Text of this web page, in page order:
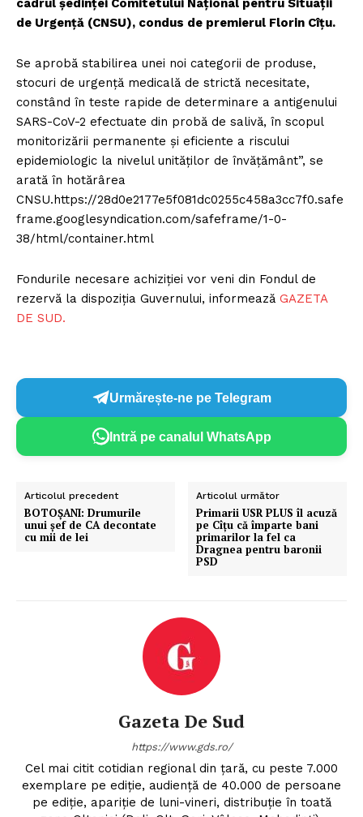
cadrul ședinței Comitetului Național pentru Situații
de Urgență (CNSU), condus de premierul Florin Cîțu.
Se aprobă stabilirea unei noi categorii de produse,
stocuri de urgență medicală de strictă necesitate,
constând în teste rapide de determinare a antigenului
SARS-CoV-2 efectuate din probă de salivă, în scopul
monitorizării permanente și eficiente a riscului
epidemiologic la nivelul unităților de învățământ”, se
arată în hotărârea
CNSU.https://28d0e2177e5f081dc0255c458a3cc7f0.safe
frame.googlesyndication.com/safeframe/1-0-
38/html/container.html
Fondurile necesare achiziției vor veni din Fondul de
rezervă la dispoziția Guvernului, informează GAZETA
DE SUD.
Urmărește-ne pe Telegram
Intră pe canalul WhatsApp
Articolul precedent
BOTOȘANI: Drumurile
unui şef de CA decontate
cu mii de lei
Articolul următor
Primarii USR PLUS îl acuză
pe Cîțu că împarte bani
primarilor la fel ca
Dragnea pentru baronii
PSD
Gazeta De Sud
https://www.gds.ro/
Cel mai citit cotidian regional din țară, cu peste 7.000
exemplare pe ediție, audiență de 40.000 de persoane
pe ediție, apariție de luni-vineri, distribuție în toată